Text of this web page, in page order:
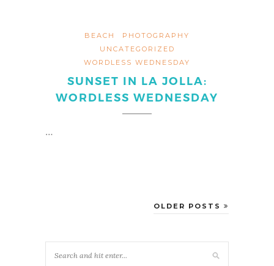
BEACH
PHOTOGRAPHY
UNCATEGORIZED
WORDLESS WEDNESDAY
SUNSET IN LA JOLLA:
WORDLESS WEDNESDAY
…
OLDER POSTS